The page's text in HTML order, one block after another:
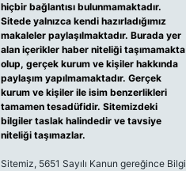
hiçbir bağlantısı bulunmamaktadır.
Sitede yalnızca kendi hazırladığımız
makaleler paylaşılmaktadır. Burada yer
alan içerikler haber niteliği taşımamakta
olup, gerçek kurum ve kişiler hakkında
paylaşım yapılmamaktadır. Gerçek
kurum ve kişiler ile isim benzerlikleri
tamamen tesadüfidir. Sitemizdeki
bilgiler taslak halindedir ve tavsiye
niteliği taşımazlar.
Sitemiz, 5651 Sayılı Kanun gereğince Bilgi